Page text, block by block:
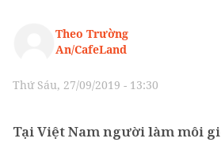
Theo Trường
An/CafeLand
Thứ Sáu, 27/09/2019 - 13:30
Tại Việt Nam người làm môi